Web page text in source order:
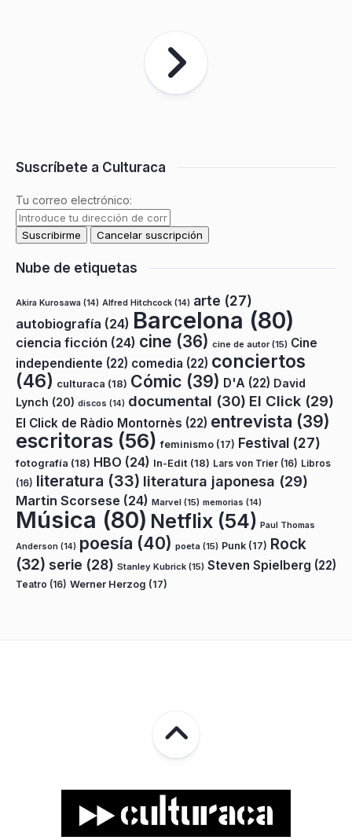
Suscríbete a Culturaca
Tu correo electrónico:
Nube de etiquetas
Akira Kurosawa (14) Alfred Hitchcock (14) arte (27)
autobiografía (24) Barcelona (80)
ciencia ficción (24) cine (36) cine de autor(15) Cine
independiente (22) comedia (22) conciertos
(46) culturaca (18) Cómic (39) D'A (22) David
Lynch (20) discos (14) documental (30) El Click (29)
El Click de Ràdio Montornès (22) entrevista (39)
escritoras (56) feminismo (17) Festival (27)
fotografía (18) HBO (24) In-Edit (18) Lars von Trier (16) Libros
(16) literatura (33) literatura japonesa (29)
Martin Scorsese (24) Marvel (15) memorias (14)
Música (80) Netflix (54) Paul Thomas
Anderson (14) poesía (40) poeta (15) Punk (17) Rock
(32) serie (28) Stanley Kubrick (15) Steven Spielberg (22)
Teatro (16) Werner Herzog (17)